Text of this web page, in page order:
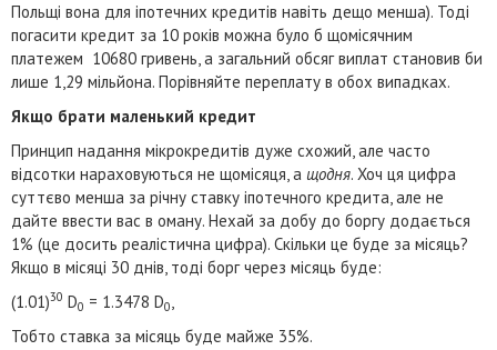
Польщі вона для іпотечних кредитів навіть дещо менша). Тоді
погасити кредит за 10 років можна було б щомісячним
платежем 10680 гривень, а загальний обсяг виплат становив би
лише 1,29 мільйона. Порівняйте переплату в обох випадках.
Якщо брати маленький кредит
Принцип надання мікрокредитів дуже схожий, але часто
відсотки нараховуються не щомісяця, а щодня. Хоч ця цифра
суттєво менша за річну ставку іпотечного кредита, але не
дайте ввести вас в оману. Нехай за добу до боргу додається
1% (це досить реалістична цифра). Скільки це буде за місяць?
Якщо в місяці 30 днів, тоді борг через місяць буде:
(1.01)30 D0 = 1.3478 D0,
Тобто ставка за місяць буде майже 35%.